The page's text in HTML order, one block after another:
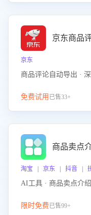
京东商品
京东
商品评论自动导出 ·
免费试用 已售33+
商品卖点
淘宝 | 京东 | 抖音 |
AI工具 · 商品卖点介
限时免费已售99+